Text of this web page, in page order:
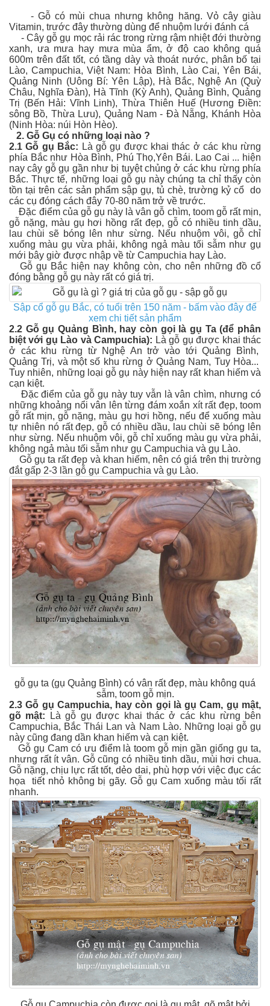
- Gỗ có mùi chua nhưng không hăng. Vỏ cây giàu
Vitamin, trước đây thường dùng để nhuộm lưới đánh cá
- Cây gỗ gụ mọc rải rác trong rừng rậm nhiệt đới thường
xanh, ưa mưa hay mưa mùa ẩm, ở độ cao không quá
600m trên đất tốt, có tầng dày và thoát nước, phân bố tại
Lào, Campuchia, Việt Nam: Hòa Bình, Lào Cai, Yên Bái,
Quảng Ninh (Uông Bí: Yên Lập), Hà Bắc, Nghệ An (Quỳ
Châu, Nghĩa Đàn), Hà Tĩnh (Kỳ Anh), Quảng Bình, Quảng
Trị (Bến Hải: Vĩnh Linh), Thừa Thiên Huế (Hương Điền:
sông Bồ, Thừa Lưu), Quảng Nam - Đà Nẵng, Khánh Hòa
(Ninh Hòa: núi Hòn Hèo).
2. Gỗ Gụ có những loại nào ?
2.1 Gỗ gụ Bắc: Là gỗ gụ được khai thác ở các khu rừng
phía Bắc như Hòa Bình, Phú Thọ,Yên Bái. Lao Cai ... hiện
nay cây gỗ gụ gần như bị tuyệt chủng ở các khu rừng phía
Bắc. Thực tế, những loại gỗ gụ này chúng ta chỉ thấy còn
tồn tại trên các sản phẩm sập gụ, tủ chè, trường kỷ cổ do
các cụ đóng cách đây 70-80 năm trở về trước.
Đặc điểm của gỗ gụ này là vân gỗ chìm, toom gỗ rất mịn,
gỗ nặng, màu gụ hơi hồng rất đẹp, gỗ có nhiều tinh dầu,
lau chùi sẽ bóng lên như sừng. Nếu nhuộm vôi, gỗ chỉ
xuống màu gụ vừa phải, không ngả màu tối sẫm như gụ
mới bây giờ được nhập về từ Campuchia hay Lào.
Gỗ gụ Bắc hiện nay không còn, cho nên những đồ cổ
đóng bằng gỗ gụ này rất có giá trị.
Sập cổ gỗ gụ Bắc, có tuổi trên 150 năm - bấm vào đây để
xem chi tiết sản phẩm
2.2 Gỗ gụ Quảng Bình, hay còn gọi là gụ Ta (để phân
biệt với gụ Lào và Campuchia): Là gỗ gụ được khai thác
ở các khu rừng từ Nghệ An trở vào tới Quảng Bình,
Quảng Trị, và một số khu rừng ở Quảng Nam, Tuy Hòa...
Tuy nhiên, những loại gỗ gụ này hiện nay rất khan hiếm và
cạn kiệt.
Đặc điểm của gỗ gụ này tuy vẫn là vân chìm, nhưng có
những khoảng nổi vân lên từng đám xoắn xít rất đẹp, toom
gỗ rất mịn, gỗ nặng, màu gụ hơi hồng, nếu để xuống màu
tự nhiên nó rất đẹp, gỗ có nhiều dầu, lau chùi sẽ bóng lên
như sừng. Nếu nhuộm vôi, gỗ chỉ xuống màu gụ vừa phải,
không ngả màu tối sẫm như gụ Campuchia và gụ Lào.
Gỗ gụ ta rất đẹp và khan hiếm, nên có giá trên thị trường
đắt gấp 2-3 lần gỗ gụ Campuchia và gụ Lào.
gỗ gụ ta (gụ Quảng Bình) có vân rất đẹp, màu không quá
sẫm, toom gỗ mịn.
2.3 Gỗ gụ Campuchia, hay còn gọi là gụ Cam, gụ mật,
gõ mật:
Là gỗ gụ được khai thác ở các khu rừng bên
Campuchia, Bắc Thái Lan và Nam Lào. Những loại gỗ gụ
này cũng đang dần khan hiếm và cạn kiệt.
Gỗ gụ Cam có ưu điểm là toom gỗ mịn gần giống gụ ta,
nhưng rất ít vân. Gỗ cũng có nhiều tinh dầu, mùi hơi chua.
Gỗ nặng, chịu lực rất tốt, dẻo dai, phù hợp với việc đục các
họa tiết nhỏ không bị gãy. Gỗ gụ Cam xuống màu tối rất
nhanh.